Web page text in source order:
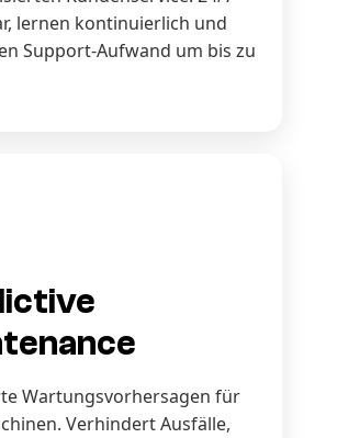
lernen kontinuierlich und
Support-Aufwand um bis zu
Wartungsvorhersagen für
Verhindert Ausfälle,